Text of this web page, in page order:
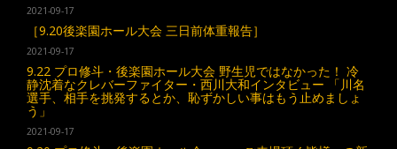
2021-09-17
［9.20後楽園ホール大会 三日前体重報告］
2021-09-17
9.22 プロ修斗・後楽園ホール大会 野生児ではなかった！ 冷
静沈着なクレバーファイター・西川大和インタビュー 「川名
選手、相手を挑発するとか、恥ずかしい事はもう止めましょ
う」
2021-09-17